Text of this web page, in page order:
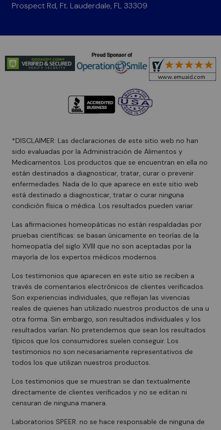
Prospect Rd, Ft. Lauderdale, FL 33309
*DISCLAIMER: Las declaraciones de este sitio web no han
sido evaluadas por la Administración de Alimentos y
Medicamentos. Los productos que se encuentran en ella no
están destinados a diagnosticar, tratar, curar o prevenir
enfermedades. Nada de lo que aparece en este sitio web
está destinado a diagnosticar, tratar o curar ninguna
condición física o médica. Los resultados pueden variar.
Las afirmaciones homeopáticas no están respaldadas por
pruebas científicas: se basan únicamente en teorías de la
homeopatía del siglo XVIII que no son aceptadas por la
mayoría de los expertos médicos modernos.
Los testimonios que aparecen en este sitio se reciben a
través de comentarios electrónicos de clientes verificados.
Son experiencias individuales, que reflejan las vivencias
reales de quienes han utilizado nuestros productos de una u
otra forma. Sin embargo, son resultados individuales y los
resultados varían. No pretendemos que sean los resultados
típicos que los consumidores suelen conseguir. Los
testimonios no son necesariamente representativos de
todos los que utilizan nuestros productos.
Los testimonios que se muestran se dan textualmente
directamente de clientes verificados y no se editan ni
censuran de ninguna manera.
Laboratorios SPEER. no se hace responsable de ninguna de